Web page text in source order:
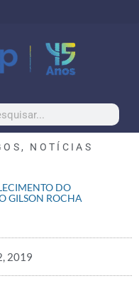
, NOTÍCIAS
DO
GILSON ROCHA
2019